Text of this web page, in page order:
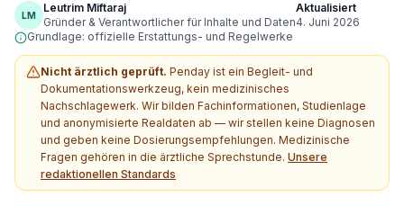
LM
Leutrim Miftaraj
Gründer & Verantwortlicher für Inhalte und Daten
Aktualisiert
4. Juni 2026
Grundlage: offizielle Erstattungs- und Regelwerke
Nicht ärztlich geprüft. Penday ist ein Begleit- und
Dokumentationswerkzeug, kein medizinisches
Nachschlagewerk. Wir bilden Fachinformationen, Studienlage
und anonymisierte Realdaten ab — wir stellen keine Diagnosen
und geben keine Dosierungsempfehlungen. Medizinische
Fragen gehören in die ärztliche Sprechstunde. Unsere
redaktionellen Standards